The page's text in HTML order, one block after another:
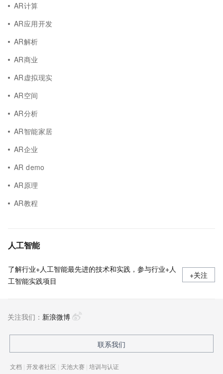
AR计算
AR应用开发
AR解析
AR商业
AR虚拟现实
AR空间
AR分析
AR智能家居
AR企业
AR demo
AR原理
AR教程
人工智能
了解行业+人工智能最先进的技术和实践，参与行业+人
工智能实践项目
+关注
关注我们： 新浪微博
联系我们
文档 | 开发者社区 | 天池大赛 | 培训与认证